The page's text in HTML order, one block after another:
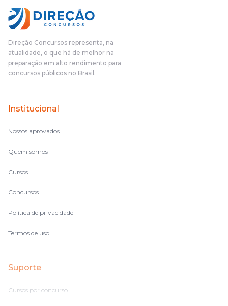
fundamental na minha derrota no ano passado para que eu
pudesse enxergar o que eu errei e corrigir minha rota.E além
das aulas vocês(Direção Concursos), que fizeram um
o aluno, além de ter que estudar, ele tem que perder tempo
fazendo um cronograma, num pós- edital é muito
complicado, é uma avalanche de informação, então vocês
terem feito isso é muito bacana, porque quando eu me sentia
no volume de matérias.
Direção Concursos representa, na
atualidade, o que há de melhor na
preparação em alto rendimento para
concursos públicos no Brasil.
Institucional
Nossos aprovados
Quem somos
Cursos
Concursos
Política de privacidade
Termos de uso
Suporte
Cursos por concurso